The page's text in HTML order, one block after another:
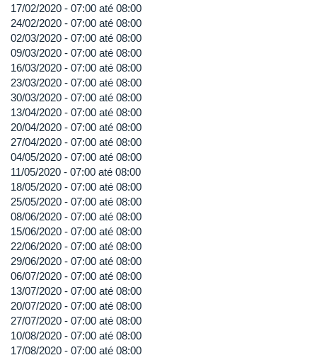
17/02/2020 - 07:00 até 08:00
24/02/2020 - 07:00 até 08:00
02/03/2020 - 07:00 até 08:00
09/03/2020 - 07:00 até 08:00
16/03/2020 - 07:00 até 08:00
23/03/2020 - 07:00 até 08:00
30/03/2020 - 07:00 até 08:00
13/04/2020 - 07:00 até 08:00
20/04/2020 - 07:00 até 08:00
27/04/2020 - 07:00 até 08:00
04/05/2020 - 07:00 até 08:00
11/05/2020 - 07:00 até 08:00
18/05/2020 - 07:00 até 08:00
25/05/2020 - 07:00 até 08:00
08/06/2020 - 07:00 até 08:00
15/06/2020 - 07:00 até 08:00
22/06/2020 - 07:00 até 08:00
29/06/2020 - 07:00 até 08:00
06/07/2020 - 07:00 até 08:00
13/07/2020 - 07:00 até 08:00
20/07/2020 - 07:00 até 08:00
27/07/2020 - 07:00 até 08:00
10/08/2020 - 07:00 até 08:00
17/08/2020 - 07:00 até 08:00